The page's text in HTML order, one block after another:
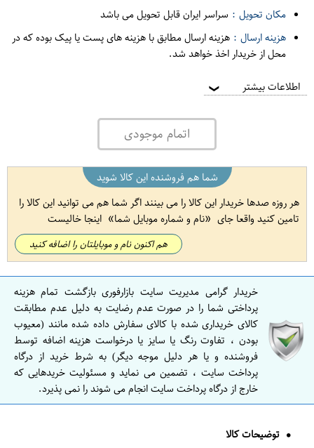
مکان تحویل : سراسر ایران قابل تحویل می باشد
هزینه ارسال : هزینه ارسال مطابق با هزینه های پست یا پیک بوده که در
محل از خریدار اخذ خواهد شد.
اطلاعات بیشتر ❯
اتمام موجودی
شما هم فروشنده این کالا شوید
هر روزه صدها خریدار این کالا را می بینند اگر شما هم می توانید این کالا را
تامین کنید واقعا جای
نام و شماره موبایل شما اینجا خالیست
هم اکنون نام و موبایلتان را اضافه کنید
خریدار گرامی مدیریت سایت بازارفوری بازگشت تمام هزینه
پرداختی شما را در صورت عدم رضایت به دلیل عدم مطابقت
کالای خریداری شده با کالای سفارش داده شده مانند (معیوب
بودن ، تفاوت رنگ یا سایز یا درخواست هزینه اضافه توسط
فروشنده و یا هر دلیل موجه دیگر) به شرط خرید از درگاه
پرداخت سایت ، تضمین می نماید و مسئولیت خریدهایی که
خارج از درگاه پرداخت سایت انجام می شوند را نمی پذیرد.
توضیحات کالا